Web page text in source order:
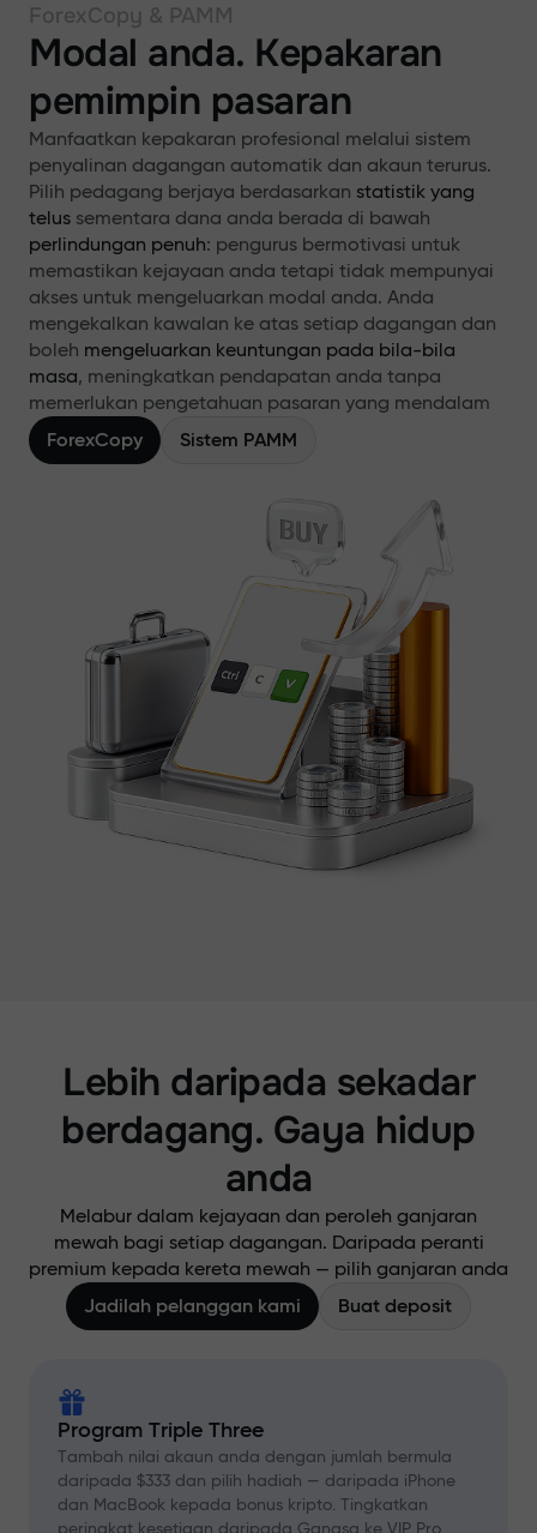
ForexCopy & PAMM
Modal anda. Kepakaran
pemimpin pasaran
Manfaatkan kepakaran profesional melalui sistem
penyalinan dagangan automatik dan akaun terurus.
Pilih pedagang berjaya berdasarkan statistik yang
telus sementara dana anda berada di bawah
perlindungan penuh: pengurus bermotivasi untuk
memastikan kejayaan anda tetapi tidak mempunyai
akses untuk mengeluarkan modal anda. Anda
mengekalkan kawalan ke atas setiap dagangan dan
boleh mengeluarkan keuntungan pada bila-bila
masa, meningkatkan pendapatan anda tanpa
memerlukan pengetahuan pasaran yang mendalam
ForexCopy
Sistem PAMM
Lebih daripada sekadar
berdagang. Gaya hidup
anda
Melabur dalam kejayaan dan peroleh ganjaran
mewah bagi setiap dagangan. Daripada peranti
premium kepada kereta mewah — pilih ganjaran anda
Jadilah pelanggan kami
Buat deposit
Program Triple Three
Tambah nilai akaun anda dengan jumlah bermula
daripada $333 dan pilih hadiah — daripada iPhone
dan MacBook kepada bonus kripto. Tingkatkan
peringkat kesetiaan daripada Gangsa ke VIP Pro,